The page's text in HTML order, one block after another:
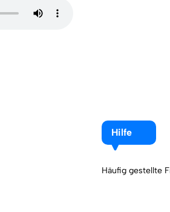
Hilfe
Häufig gestellte